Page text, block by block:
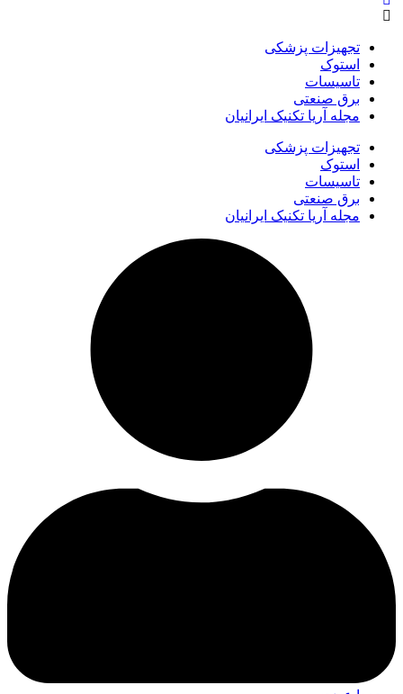
تجهیزات پزشکی
استوک
تاسیسات
برق صنعتی
مجله آریا تکنیک ایرانیان
تجهیزات پزشکی
استوک
تاسیسات
برق صنعتی
مجله آریا تکنیک ایرانیان